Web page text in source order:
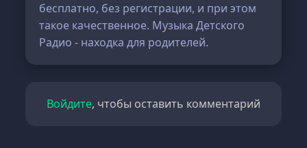
бесплатно, без регистрации, и при этом
такое качественное. Музыка Детского
Радио - находка для родителей.
Войдите, чтобы оставить комментарий